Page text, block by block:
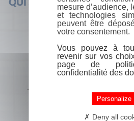
QUI SOMMES-NOUS ?
+33 (0) 1 44 41 29 19
mesure d’audience,
et technologies
peuvent être
votre consentement.
Vous pouvez à
revenir sur vos
page de
confidentialité des
Personalize
Deny all